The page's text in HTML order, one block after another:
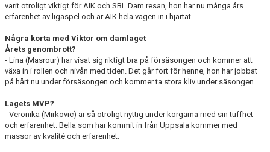
varit otroligt viktigt för AIK och SBL Dam resan, hon har nu många års
erfarenhet av ligaspel och är AIK hela vägen in i hjärtat.
Några korta med Viktor om damlaget
Årets genombrott?
- Lina (Masrour) har visat sig riktigt bra på försäsongen och kommer att
växa in i rollen och nivån med tiden. Det går fort för henne, hon har jobbat
på hårt nu under försäsongen och kommer ta stora kliv under säsongen.
Lagets MVP?
- Veronika (Mirkovic) är så otroligt nyttig under korgarna med sin tuffhet
och erfarenhet. Bella som har kommit in från Uppsala kommer med
massor av kvalité och erfarenhet.